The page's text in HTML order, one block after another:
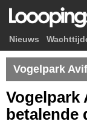
Nieuws
Vogelpark
Vogelpark
betalende